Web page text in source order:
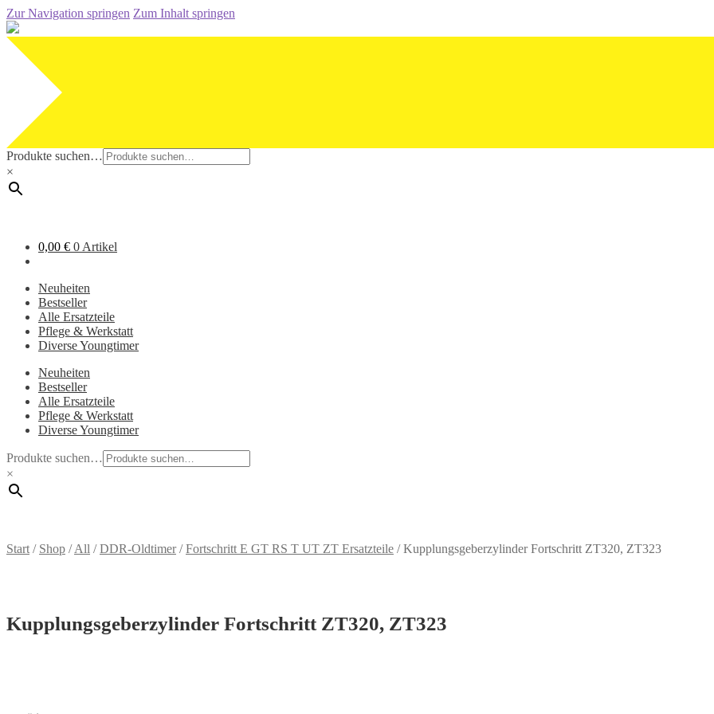
Zur Navigation springen Zum Inhalt springen
Produkte suchen…
×
0,00 € 0 Artikel
Neuheiten
Bestseller
Alle Ersatzteile
Pflege & Werkstatt
Diverse Youngtimer
Neuheiten
Bestseller
Alle Ersatzteile
Pflege & Werkstatt
Diverse Youngtimer
Produkte suchen…
×
Start / Shop /All /DDR-Oldtimer/Fortschritt E GT RS T UT ZT Ersatzteile /Kupplungsgeberzylinder Fortschritt ZT320, ZT323
Kupplungsgeberzylinder Fortschritt ZT320, ZT323